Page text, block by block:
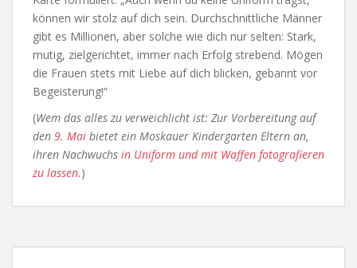
können wir stolz auf dich sein. Durchschnittliche Männer
gibt es Millionen, aber solche wie dich nur selten: Stark,
mutig, zielgerichtet, immer nach Erfolg strebend. Mögen
die Frauen stets mit Liebe auf dich blicken, gebannt vor
Begeisterung!“
(Wem das alles zu verweichlicht ist: Zur Vorbereitung auf
den 9. Mai bietet ein Moskauer Kindergarten Eltern an,
ihren Nachwuchs in Uniform und mit Waffen fotografieren
zu lassen.)